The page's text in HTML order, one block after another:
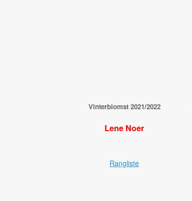
Vinterblomst 2021/2022
Lene Noer
Rangliste